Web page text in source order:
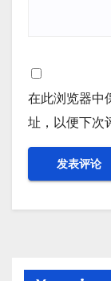
在此浏览器中
址，以便下次